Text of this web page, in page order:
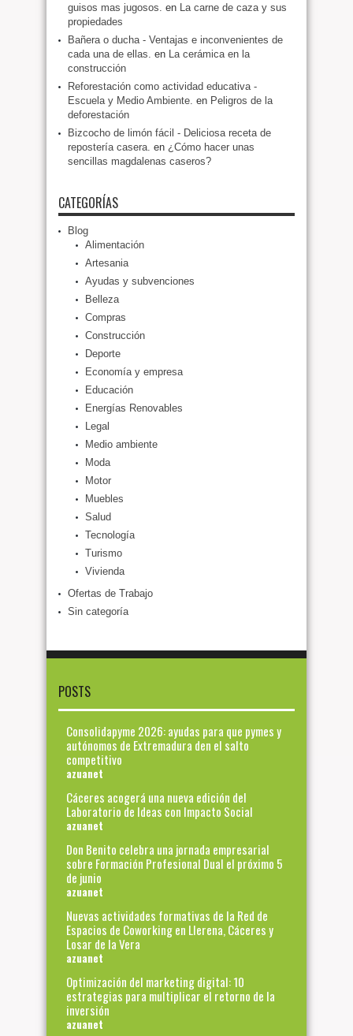
guisos mas jugosos. en La carne de caza y sus
propiedades
Bañera o ducha - Ventajas e inconvenientes de
cada una de ellas. en La cerámica en la
construcción
Reforestación como actividad educativa -
Escuela y Medio Ambiente. en Peligros de la
deforestación
Bizcocho de limón fácil - Deliciosa receta de
repostería casera. en ¿Cómo hacer unas
sencillas magdalenas caseros?
CATEGORÍAS
Blog
Alimentación
Artesania
Ayudas y subvenciones
Belleza
Compras
Construcción
Deporte
Economía y empresa
Educación
Energías Renovables
Legal
Medio ambiente
Moda
Motor
Muebles
Salud
Tecnología
Turismo
Vivienda
Ofertas de Trabajo
Sin categoría
POSTS
Consolidapyme 2026: ayudas para que pymes y
autónomos de Extremadura den el salto
competitivo
azuanet
Cáceres acogerá una nueva edición del
Laboratorio de Ideas con Impacto Social
azuanet
Don Benito celebra una jornada empresarial
sobre Formación Profesional Dual el próximo 5
de junio
azuanet
Nuevas actividades formativas de la Red de
Espacios de Coworking en Llerena, Cáceres y
Losar de la Vera
azuanet
Optimización del marketing digital: 10
estrategias para multiplicar el retorno de la
inversión
azuanet